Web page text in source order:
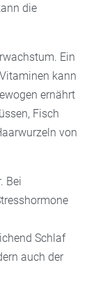
die
Ein
kann
ernährt
Fisch
von
Bei
Schlaf
auch der